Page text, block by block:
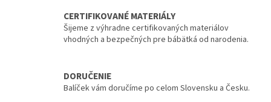
CERTIFIKOVANÉ MATERIÁLY
Šijeme z výhradne certifikovaných materiálov
vhodných a bezpečných pre bábätká od narodenia.
DORUČENIE
Balíček vám doručíme po celom Slovensku a Česku.